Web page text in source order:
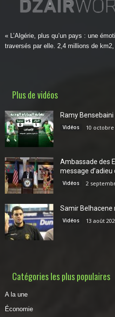
« L’Algérie, plus qu’un pays : une
traversés par elle. 2,4 millions de
Plus de vidéos
Ramy
Vidéos 10 octobre
Ambassade des
message d’adieu
Vidéos 2
Samir Belhacene
Vidéos 13 août
Catégories les plus populaires
A la une
Économie